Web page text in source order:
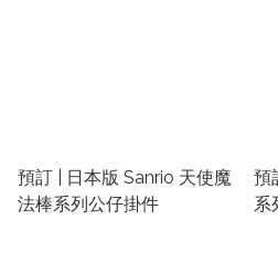
預訂 | 日本版 Sanrio 天使魔
法棒系列公仔掛件
預
系